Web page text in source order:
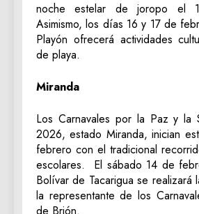
noche estelar de joropo el
Asimismo, los días 16 y 17 de
Playón ofrecerá actividades
de playa.
Miranda
Los Carnavales por la Paz y la
2026, estado Miranda, inician
febrero con el tradicional
escolares. El sábado 14 de
Bolívar de Tacarigua se realizará
la representante de los